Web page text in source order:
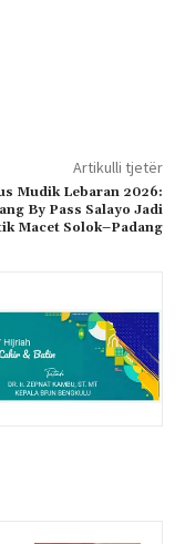
Artikulli tjetër
Mudik Lebaran 2026:
By Pass Salayo Jadi
Macet Solok–Padang